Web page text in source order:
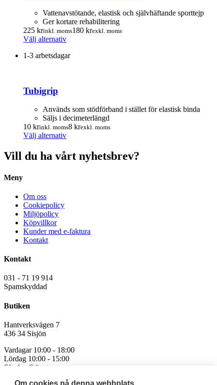
Om cookies på denna webbplats
Vattenavstötande, elastisk och självhäftande sporttejp
Ger kortare rehabilitering
225 krinkl. moms180 krexkl. moms
Välj alternativDen
produkten
alternativen
kan
väljas
på
1-3 arbetsdagar
Tubigrip
Används som stödförband i stället för elastisk binda
Säljs i decimeterlängd
10 krinkl. moms8 krexkl. moms
Välj alternativDen
produkten
har
på
Vill du ha vårt nyhetsbrev?
Meny
Om oss
Cookiepolicy
Miljöpolicy
Köpvillkor
Kunder med e-faktura
Kontakt
Kontakt
031 - 71 19 914
Spamskyddad
Butiken
Hantverksvägen 7
436 34 Sisjön
Vardagar 10:00 - 18:00
Lördag 10:00 - 15:00
Söndag Stängt